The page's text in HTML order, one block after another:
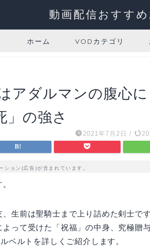
動画配信おすす
ホーム VODカテゴリ
アダルマンの腹心
」の強さ
2021年7月2日 /
ション(広告)が含まれています。
生前は聖騎士まで上り詰めた剣士で
って受けた「祝福」の中身、究極贈
ベルトを詳しくご紹介します。